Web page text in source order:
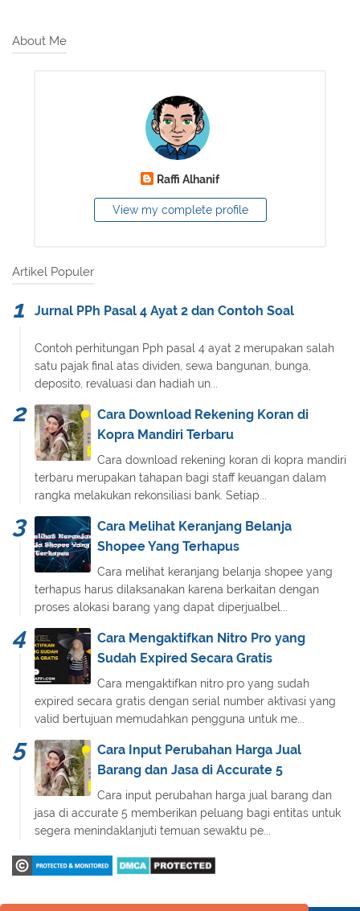
About Me
Raffi Alhanif
View my complete profile
Artikel Populer
Jurnal PPh Pasal 4 Ayat 2 dan Contoh Soal
Contoh perhitungan Pph pasal 4 ayat 2 merupakan salah
satu pajak final atas dividen, sewa bangunan, bunga,
deposito, revaluasi dan hadiah un...
Cara Download Rekening Koran di
Kopra Mandiri Terbaru
Cara download rekening koran di kopra mandiri
terbaru merupakan tahapan bagi staff keuangan dalam
rangka melakukan rekonsiliasi bank. Setiap...
Cara Melihat Keranjang Belanja
Shopee Yang Terhapus
Cara melihat keranjang belanja shopee yang
terhapus harus dilaksanakan karena berkaitan dengan
proses alokasi barang yang dapat diperjualbel...
Cara Mengaktifkan Nitro Pro yang
Sudah Expired Secara Gratis
Cara mengaktifkan nitro pro yang sudah
expired secara gratis dengan serial number aktivasi yang
valid bertujuan memudahkan pengguna untuk me...
Cara Input Perubahan Harga Jual
Barang dan Jasa di Accurate 5
Cara input perubahan harga jual barang dan
jasa di accurate 5 memberikan peluang bagi entitas untuk
segera menindaklanjuti temuan sewaktu pe...